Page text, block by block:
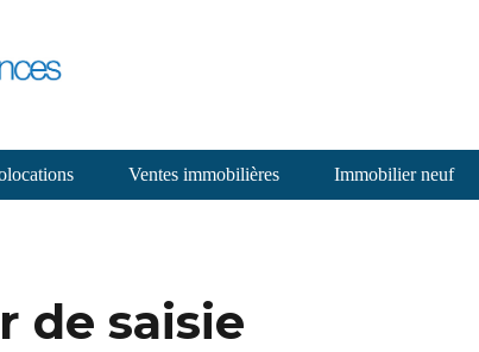
Ventes immobilières Immobilier neuf
de saisie